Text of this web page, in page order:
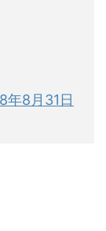
年8月31日